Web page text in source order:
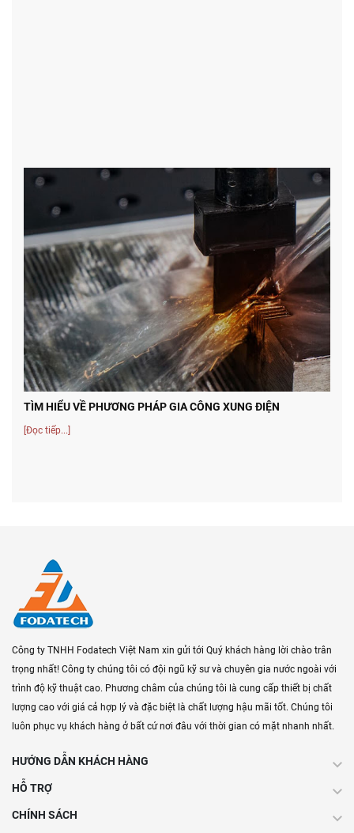
TÌM HIỂU VỀ PHƯƠNG PHÁP GIA CÔNG XUNG ĐIỆN
[Đọc tiếp...]
Công ty TNHH Fodatech Việt Nam xin gửi tới Quý khách hàng lời chào trân
trọng nhất! Công ty chúng tôi có đội ngũ kỹ sư và chuyên gia nước ngoài với
trình độ kỹ thuật cao. Phương châm của chúng tôi là cung cấp thiết bị chất
lượng cao với giá cả hợp lý và đặc biệt là chất lượng hậu mãi tốt. Chúng tôi
luôn phục vụ khách hàng ở bất cứ nơi đâu với thời gian có mặt nhanh nhất.
HƯỚNG DẪN KHÁCH HÀNG
HỖ TRỢ
CHÍNH SÁCH